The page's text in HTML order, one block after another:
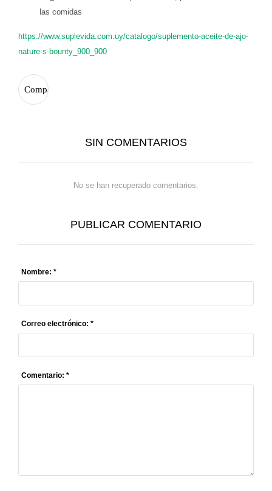
las comidas
https://www.suplevida.com.uy/catalogo/suplemento-aceite-de-ajo-
nature-s-bounty_900_900
SIN COMENTARIOS
No se han recuperado comentarios.
PUBLICAR COMENTARIO
Nombre: *
Correo electrónico: *
Comentario: *